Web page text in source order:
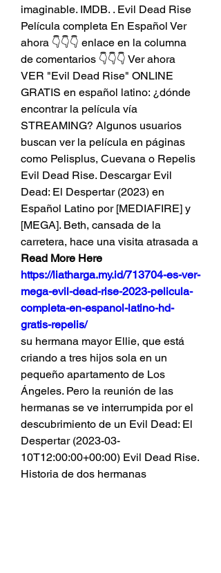
imaginable. IMDB. . Evil Dead Rise
Película completa En Español Ver
ahora 👇👇👇 enlace en la columna
de comentarios 👇👇👇 Ver ahora
VER "Evil Dead Rise" ONLINE
GRATIS en español latino: ¿dónde
encontrar la película vía
STREAMING? Algunos usuarios
buscan ver la película en páginas
como Pelisplus, Cuevana o Repelis
Evil Dead Rise. Descargar Evil
Dead: El Despertar (2023) en
Español Latino por [MEDIAFIRE] y
[MEGA]. Beth, cansada de la
https://liatharga.my.id/713704-es-ver-
mega-evil-dead-rise-2023-pelicula-
completa-en-espanol-latino-hd-
gratis-repelis/
su hermana mayor Ellie, que está
criando a tres hijos sola en un
pequeño apartamento de Los
Ángeles. Pero la reunión de las
hermanas se ve interrumpida por el
descubrimiento de un Evil Dead: El
Despertar (2023-03-
10T12:00:00+00:00) Evil Dead Rise.
Historia de dos hermanas